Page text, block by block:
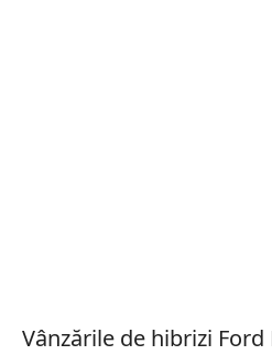
Vânzările de hibrizi Ford